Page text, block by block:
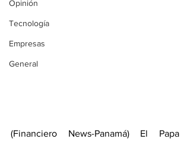
Opinión
Tecnología
Empresas
General
(Financiero News-Panamá) El Papa